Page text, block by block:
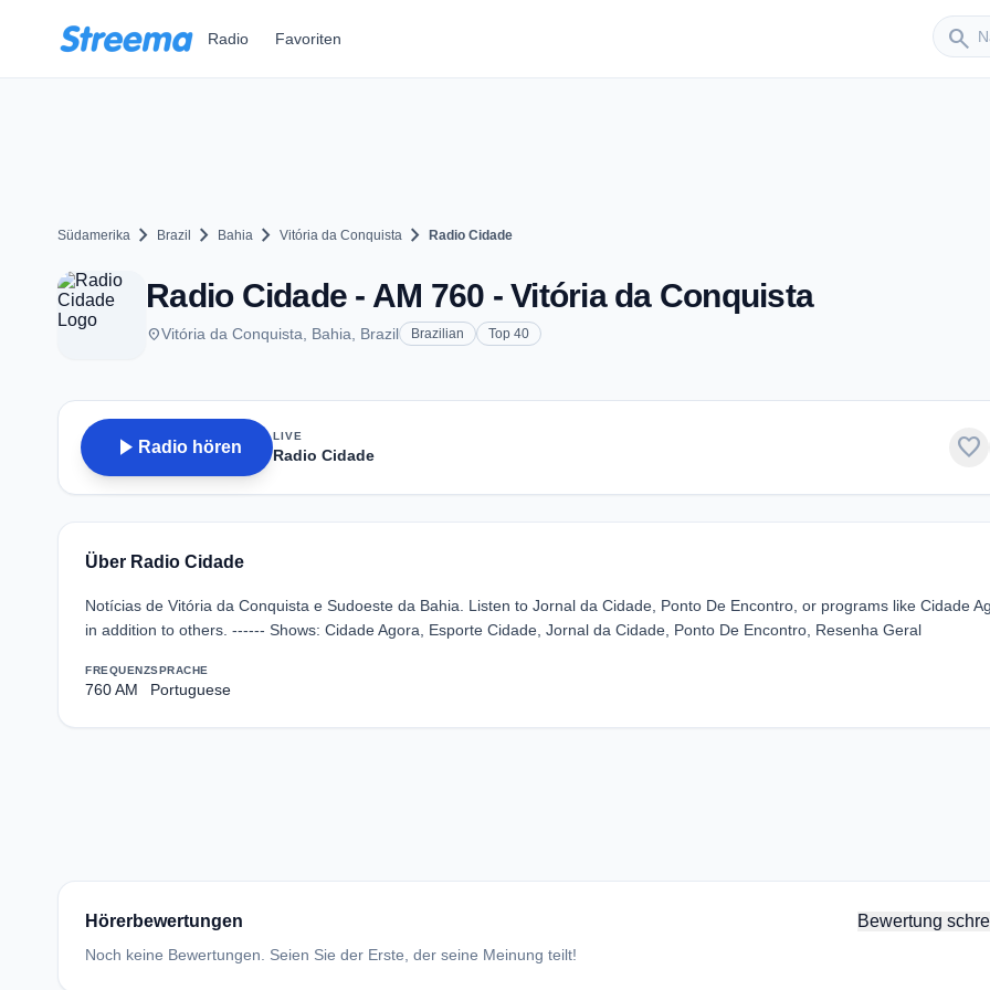
Radio Favoriten search
Sender
Südamerika chevron_right Brazil chevron_right Bahia chevron_right Vitória da Conquista chevron_right Radio Cidade
Radio Cidade - AM 760 - Vitória da Conquista
placeVitória da Conquista, Bahia, Brazil Brazilian Top 40
play_arrow Radio hören
LIVE
Radio Cidade favorite
Über Radio Cidade
Notícias de Vitória da Conquista e Sudoeste da Bahia. Listen to Jornal da Cidade, Ponto De Encontro, or programs like Cidade
in addition to others. ------ Shows: Cidade Agora, Esporte Cidade, Jornal da Cidade, Ponto De Encontro, Resenha Geral
FREQUENZ
760 AM
SPRACHE
Portuguese
Hörerbewertungen Bewertung
Noch keine Bewertungen. Seien Sie der Erste, der seine Meinung teilt!